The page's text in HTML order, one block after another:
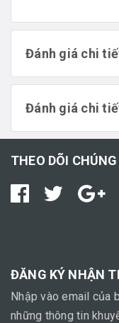
Đánh giá chi
Đánh giá chi
THEO DÕI
ĐĂNG KÝ NHẬN
Nhập vào email của
những thông tin